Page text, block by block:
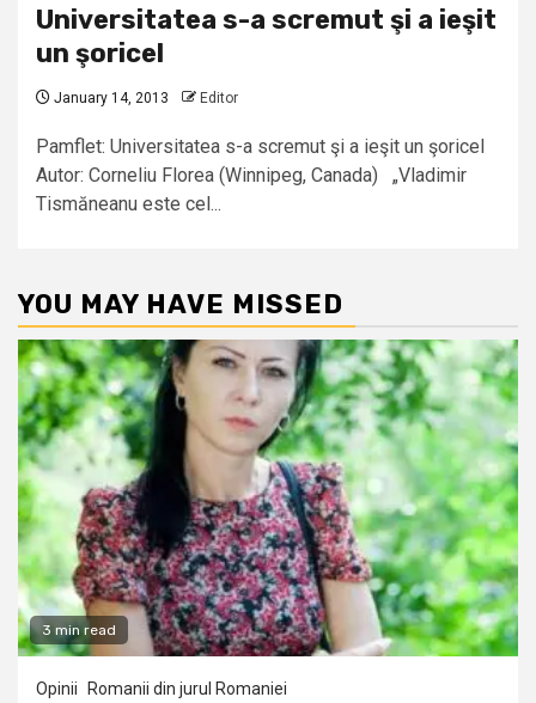
Universitatea s-a scremut şi a ieşit
un şoricel
January 14, 2013 Editor
Pamflet: Universitatea s-a scremut şi a ieşit un şoricel
Autor: Corneliu Florea (Winnipeg, Canada) „Vladimir
Tismăneanu este cel...
YOU MAY HAVE MISSED
3 min read
Opinii Romanii din jurul Romaniei